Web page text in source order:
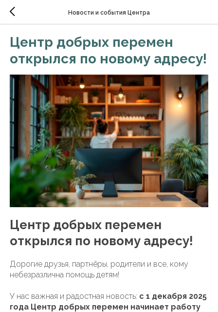
Новости и события Центра
Центр добрых перемен
открылся по новому адресу!
Центр добрых перемен
открылся по новому адресу!
Дорогие друзья, партнёры, родители и все, кому
небезразлична помощь детям!
У нас важная и радостная новость: с 1 декабря 2025
года Центр добрых перемен начинает работу